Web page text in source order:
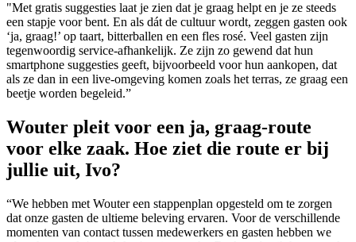
"Met gratis suggesties laat je zien dat je graag helpt en je ze steeds
een stapje voor bent. En als dát de cultuur wordt, zeggen gasten ook
‘ja, graag!’ op taart, bitterballen en een fles rosé. Veel gasten zijn
tegenwoordig service-afhankelijk. Ze zijn zo gewend dat hun
smartphone suggesties geeft, bijvoorbeeld voor hun aankopen, dat
als ze dan in een live-omgeving komen zoals het terras, ze graag een
beetje worden begeleid.”
Wouter pleit voor een ja, graag-route
voor elke zaak. Hoe ziet die route er bij
jullie uit, Ivo?
“We hebben met Wouter een stappenplan opgesteld om te zorgen
dat onze gasten de ultieme beleving ervaren. Voor de verschillende
momenten van contact tussen medewerkers en gasten hebben we